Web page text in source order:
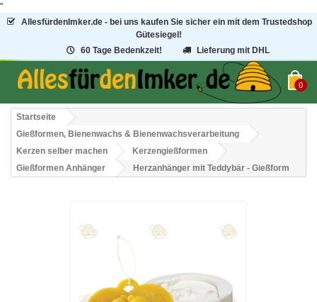
"
AllesfürdenImker.de - bei uns kaufen Sie sicher ein mit dem Trustedshop
Gütesiegel!
60 Tage Bedenkzeit!
Lieferung mit DHL
0
Startseite
Gießformen, Bienenwachs & Bienenwachsverarbeitung
Kerzen selber machen
Kerzengießformen
Gießformen Anhänger
Herzanhänger mit Teddybär - Gießform